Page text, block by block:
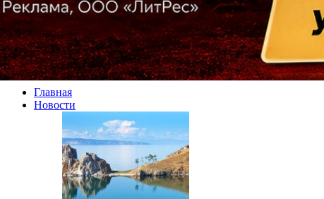
Главная
Новости